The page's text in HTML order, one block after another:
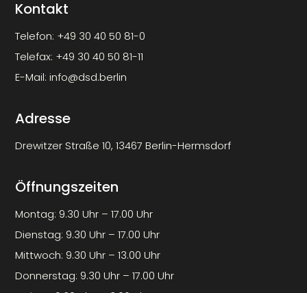
Kontakt
Telefon: +49 30 40 50 81-0
Telefax: +49 30 40 50 81-11
E-Mail:info@dsd.berlin
Adresse
Drewitzer Straße 10, 13467 Berlin-Hermsdorf
Öffnungszeiten
Montag: 9.30 Uhr – 17.00 Uhr
Dienstag: 9.30 Uhr – 17.00 Uhr
Mittwoch: 9.30 Uhr – 13.00 Uhr
Donnerstag: 9.30 Uhr – 17.00 Uhr